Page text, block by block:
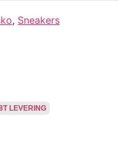
, Sneakers
LEVERING